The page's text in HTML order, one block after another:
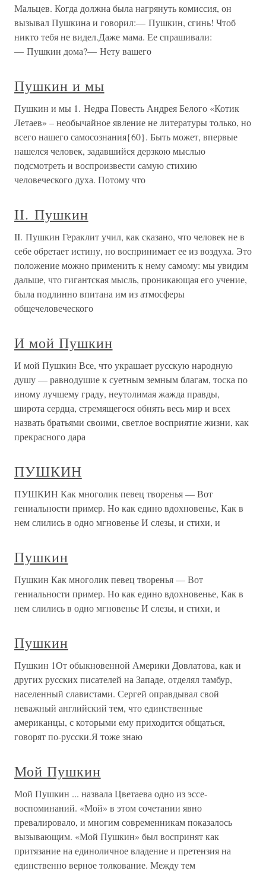
Мальцев. Когда должна была нагрянуть комиссия, он
вызывал Пушкина и говорил:— Пушкин, сгинь! Чтоб
никто тебя не видел.Даже мама. Ее спрашивали:
— Пушкин дома?— Нету вашего
Пушкин и мы
Пушкин и мы 1. Недра Повесть Андрея Белого «Котик
Летаев» – необычайное явление не литературы только, но
всего нашего самосознания{60}. Быть может, впервые
нашелся человек, задавшийся дерзкою мыслью
подсмотреть и воспроизвести самую стихию
человеческого духа. Потому что
II. Пушкин
II. Пушкин Гераклит учил, как сказано, что человек не в
себе обретает истину, но воспринимает ее из воздуха. Это
положение можно применить к нему самому: мы увидим
дальше, что гигантская мысль, проникающая его учение,
была подлинно впитана им из атмосферы
общечеловеческого
И мой Пушкин
И мой Пушкин Все, что украшает русскую народную
душу — равнодушие к суетным земным благам, тоска по
иному лучшему граду, неутолимая жажда правды,
широта сердца, стремящегося обнять весь мир и всех
назвать братьями своими, светлое восприятие жизни, как
прекрасного дара
ПУШКИН
ПУШКИН Как многолик певец творенья — Вот
гениальности пример. Но как едино вдохновенье, Как в
нем слились в одно мгновенье И слезы, и стихи, и
Пушкин
Пушкин Как многолик певец творенья — Вот
гениальности пример. Но как едино вдохновенье, Как в
нем слились в одно мгновенье И слезы, и стихи, и
Пушкин
Пушкин 1От обыкновенной Америки Довлатова, как и
других русских писателей на Западе, отделял тамбур,
населенный славистами. Сергей оправдывал свой
неважный английский тем, что единственные
американцы, с которыми ему приходится общаться,
говорят по-русски.Я тоже знаю
Мой Пушкин
Мой Пушкин ... назвала Цветаева одно из эссе-
воспоминаний. «Мой» в этом сочетании явно
превалировало, и многим современникам показалось
вызывающим. «Мой Пушкин» был воспринят как
притязание на единоличное владение и претензия на
единственно верное толкование. Между тем